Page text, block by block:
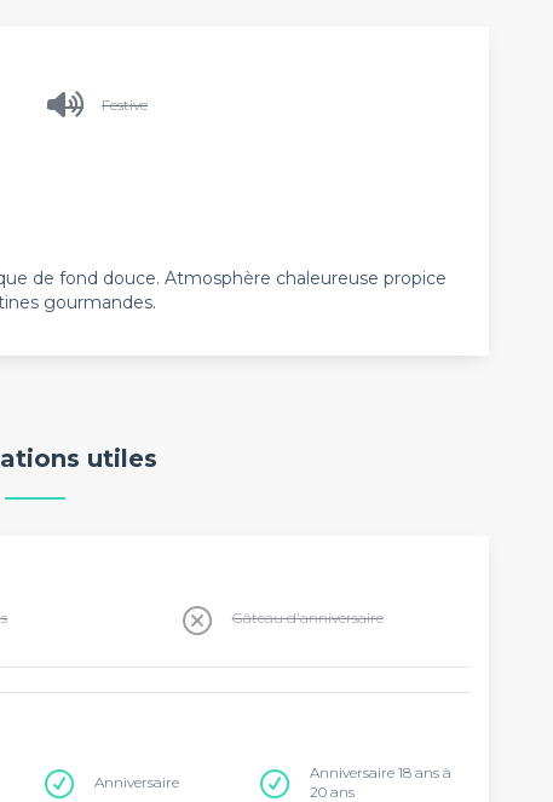
Festive
de fond douce. Atmosphère chaleureuse propice
gourmandes.
utiles
Gâteau d'anniversaire
Anniversaire
Anniversaire 18 ans à
20 ans